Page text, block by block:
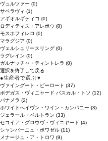
ヴュルツァー (0)
サペラヴィ (1)
アギオルギティコ (0)
ロディティス・アレポウ (0)
モスホフィレロ (0)
マラグジア (0)
ヴェルシュリースリング (0)
ラグレイン (0)
ガルナッチャ・ティントレラ (0)
選択を終了して戻る
●生産者で選ぶ▼
ヴァイングート・ピーロート (37)
ボデガス・ヴィニャード パスカル・トソ (12)
パナメラ (2)
ホワイトへイヴン・ワイン・カンパニー (3)
ジェラール・ベルトラン (33)
セコイア・グロウヴ・ヴィニヤード (4)
シャンパーニュ・ボワゼル (11)
メナージュ・ア・トロワ (9)